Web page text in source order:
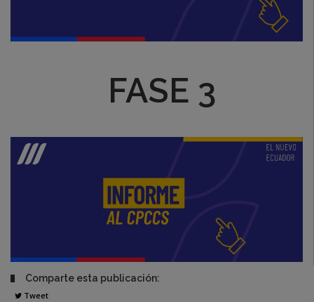
FASE 3
Comparte esta publicación:
Tweet